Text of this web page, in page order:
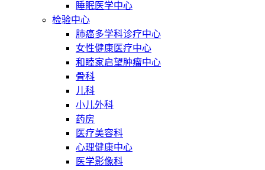
睡眠医学中心
检验中心
肺癌多学科诊疗中心
女性健康医疗中心
和睦家启望肿瘤中心
骨科
儿科
小儿外科
药房
医疗美容科
心理健康中心
医学影像科